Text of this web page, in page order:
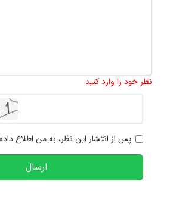
نظر خود را وارد کنید
پس از انتشار این نظر، به من اطلاع
ارسال